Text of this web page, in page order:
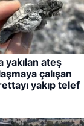
yakılan ateş
çalışan
yakıp telef